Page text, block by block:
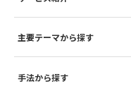
主要テーマから探す
手法から探す